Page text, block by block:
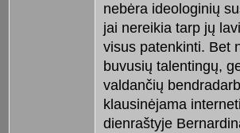
nebėra ideologinių
jai nereikia tarp jų
visus patenkinti. Bet
buvusių talentingų,
valdančių
klausinėjama
dienraštyje